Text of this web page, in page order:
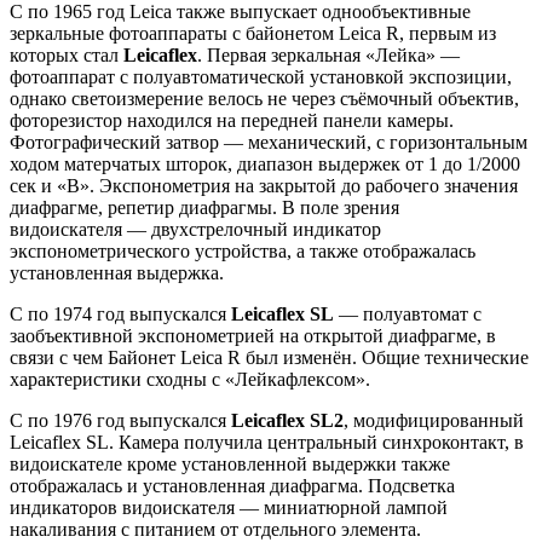
С по 1965 год Leica также выпускает однообъективные
зеркальные фотоаппараты с байонетом Leica R, первым из
которых стал Leicaflex. Первая зеркальная «Лейка» —
фотоаппарат с полуавтоматической установкой экспозиции,
однако светоизмерение велось не через съёмочный объектив,
фоторезистор находился на передней панели камеры.
Фотографический затвор — механический, с горизонтальным
ходом матерчатых шторок, диапазон выдержек от 1 до 1/2000
сек и «В». Экспонометрия на закрытой до рабочего значения
диафрагме, репетир диафрагмы. В поле зрения
видоискателя — двухстрелочный индикатор
экспонометрического устройства, а также отображалась
установленная выдержка.
С по 1974 год выпускался Leicaflex SL — полуавтомат с
заобъективной экспонометрией на открытой диафрагме, в
связи с чем Байонет Leica R был изменён. Общие технические
характеристики сходны с «Лейкафлексом».
С по 1976 год выпускался Leicaflex SL2, модифицированный
Leicaflex SL. Камера получила центральный синхроконтакт, в
видоискателе кроме установленной выдержки также
отображалась и установленная диафрагма. Подсветка
индикаторов видоискателя — миниатюрной лампой
накаливания с питанием от отдельного элемента.